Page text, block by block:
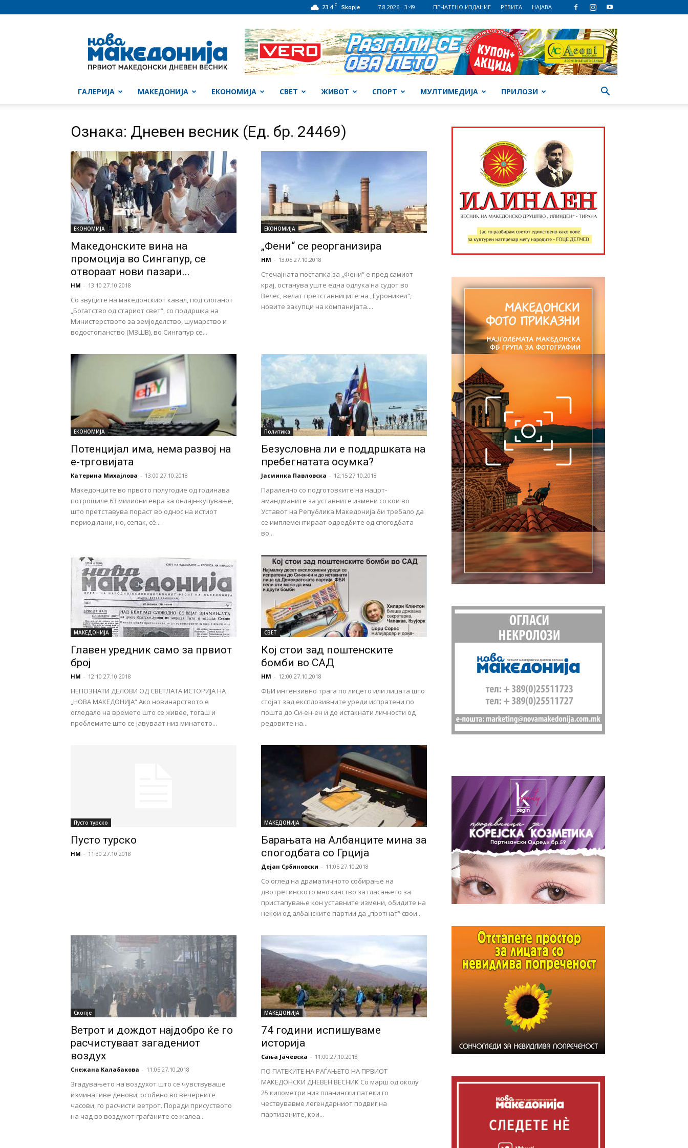
23.4 C Skopje 7.8.2026 - 3:49 ПЕЧАТЕНО ИЗДАНИЕ РЕВИТА НАЈАВА
Македонија
ГАЛЕРИЈА МАКЕДОНИЈА ЕКОНОМИЈА СВЕТ ЖИВОТ СПОРТ МУЛТИМЕДИЈА ПРИЛОЗИ
Ознака: Дневен весник (Ед. бр. 24469)
ЕКОНОМИЈА
Македонските вина на
промоција во Сингапур, се
отвораат нови пазари...
НМ - 13:10 27.10.2018
Со звуците на македонскиот кавал, под слоганот
„Богатство од стариот свет“, со поддршка на
Министерството за земјоделство, шумарство и
водостопанство (МЗШВ), во Сингапур се...
ЕКОНОМИЈА
„Фени“ се реорганизира
НМ - 13:05 27.10.2018
Стечајната постапка за „Фени“ е пред самиот
крај, останува уште една одлука на судот во
Велес, велат претставниците на „Еуроникел“,
новите закупци на компанијата....
ЕКОНОМИЈА
Потенцијал има, нема развој на
е-трговијата
Катерина Михајлова - 13:00 27.10.2018
Македонците во првото полугодие од годинава
потрошиле 63 милиони евра за онлајн-купување,
што претставува пораст во однос на истиот
период лани, но, сепак, сѐ...
Политика
Безусловна ли е поддршката на
пребегнатата осумка?
Јасминка Павловска - 12:15 27.10.2018
Паралелно со подготовките на нацрт-
амандманите за уставните измени со кои во
Уставот на Република Македонија би требало да
се имплементираат одредбите од спогодбата
во...
МАКЕДОНИЈА
Главен уредник само за првиот
број
НМ - 12:10 27.10.2018
НЕПОЗНАТИ ДЕЛОВИ ОД СВЕТЛАТА ИСТОРИЈА НА
„НОВА МАКЕДОНИЈА“ Ако новинарството е
огледало на времето што се живее, тогаш и
проблемите што се јавуваат низ минатото...
СВЕТ
Кој стои зад поштенските
бомби во САД
НМ - 12:00 27.10.2018
ФБИ интензивно трага по лицето или лицата што
стојат зад експлозивните уреди испратени по
пошта до Си-ен-ен и до истакнати личности од
редовите на...
Пусто турско
Пусто турско
НМ - 11:30 27.10.2018
МАКЕДОНИЈА
Барањата на Албанците мина за
спогодбата со Грција
Дејан Србиновски - 11:05 27.10.2018
Со оглед на драматичното собирање на
двотретинското мнозинство за гласањето за
пристапување кон уставните измени, обидите на
некои од албанските партии да „протнат“ свои...
Скопје
Ветрот и дождот најдобро ќе го
расчистуваат загадениот
воздух
Снежана Калабакова - 11:05 27.10.2018
Згадувањето на воздухот што се чувствуваше
изминативе денови, особено во вечерните
часови, го расчисти ветрот. Поради присуството
на чад во воздухот граѓаните се жалеа...
МАКЕДОНИЈА
74 години испишуваме
историjа
Сања Јачевска - 11:00 27.10.2018
ПО ПАТЕКИТЕ НА РАЃАЊЕТО НА ПРВИОТ
МАКЕДОНСКИ ДНЕВЕН ВЕСНИК Со марш од околу
25 километри низ планински патеки го
чествувавме легендарниот подвиг на
партизаните, кои...